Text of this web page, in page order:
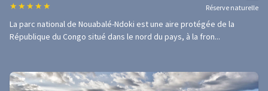
★ ★ ★ ★ ★ Réserve naturelle
La parc national de Nouabalé-Ndoki est une aire protégée de la
République du Congo situé dans le nord du pays, à la fron...